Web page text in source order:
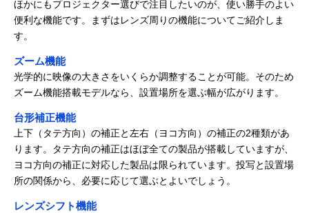
ほかにもプロジェクター選びで注目したいのが、使い勝手のよい
便利な機能です。まずはレンズ周りの機能についてご紹介しま
す。
ズーム機能
光学的に映像の大きさをいくらか調整することが可能。そのため
ズーム機能搭載モデルなら、設置場所を選ぶ幅が広がります。
台形補正機能
上下（タテ方向）の補正と左右（ヨコ方向）の補正の2種類があ
ります。タテ方向の補正はほぼ全ての製品が搭載していますが、
ヨコ方向の補正に対応した製品は限られています。投写と設置場
所の関係から、必要に応じて選ぶとよいでしょう。
レンズシフト機能